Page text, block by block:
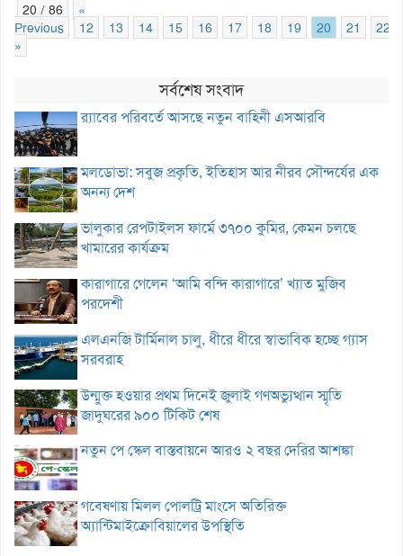
20 / 86
«
Previous
12 13 14 15 16 17 18 19 20 21
22
»
সর্বশেষ সংবাদ
র‌্যাবের পরিবর্তে আসছে নতুন বাহিনী এসআরবি
মলডোভা: সবুজ প্রকৃতি, ইতিহাস আর নীরব সৌন্দর্যের এক
অনন্য দেশ
ভালুকার রেপটাইলস ফার্মে ৩৭০০ কুমির, কেমন চলছে
খামারের কার্যক্রম
কারাগারে গেলেন ‘আমি বন্দি কারাগারে’ খ্যাত মুজিব
পরদেশী
এলএনজি টার্মিনাল চালু, ধীরে ধীরে স্বাভাবিক হচ্ছে গ্যাস
সরবরাহ
উন্মুক্ত হওয়ার প্রথম দিনেই জুলাই গণঅভ্যুত্থান স্মৃতি
জাদুঘরের ৯০০ টিকিট শেষ
নতুন পে স্কেল বাস্তবায়নে আরও ২ বছর দেরির আশঙ্কা
গবেষণায় মিলল পোলট্রি মাংসে অতিরিক্ত
অ্যান্টিমাইক্রোবিয়ালের উপস্থিতি